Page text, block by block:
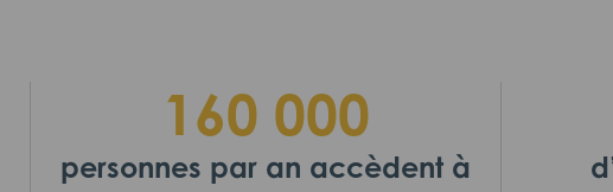
160 000
personnes par an accèdent à